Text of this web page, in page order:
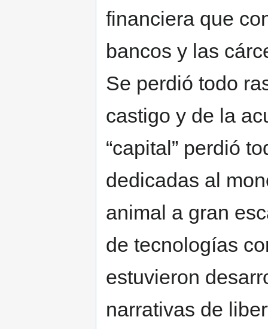
financiera que
bancos y las
Se perdió todo
castigo y de la
“capital” perdió
dedicadas al
animal a gran
de tecnologías
estuvieron
narrativas de